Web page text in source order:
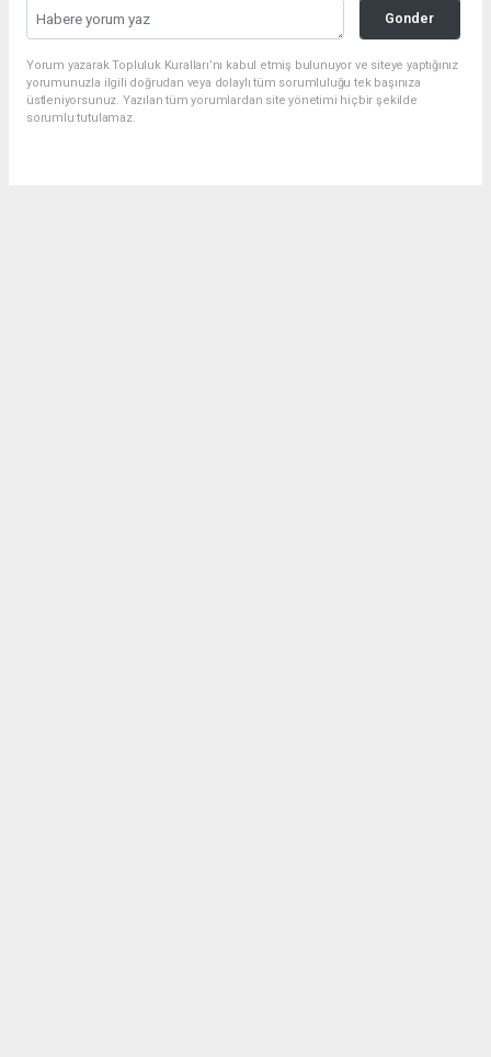
Gonder
Yorum yazarak Topluluk Kuralları’nı kabul etmiş bulunuyor ve siteye yaptığınız
yorumunuzla ilgili doğrudan veya dolaylı tüm sorumluluğu tek başınıza
üstleniyorsunuz. Yazılan tüm yorumlardan site yönetimi hiçbir şekilde
sorumlu tutulamaz.